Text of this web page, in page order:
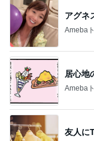
友人に
Ameba
本当に